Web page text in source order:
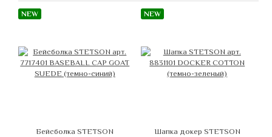
NEW
Бейсболка STETSON
NEW
Шапка докер STETSON